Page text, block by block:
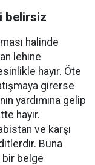
belirsiz
halinde
lehine
hayır. Öte
girerse
yardımına gelip
hayır.
ve karşı
Buna
bir belge